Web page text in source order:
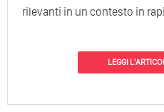
rilevanti in un contesto in
LEGGI